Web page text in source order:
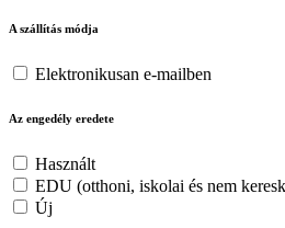
A szállítás módja
Elektronikusan e-mailben
Az engedély eredete
Használt
EDU (otthoni, iskolai és nem
Új